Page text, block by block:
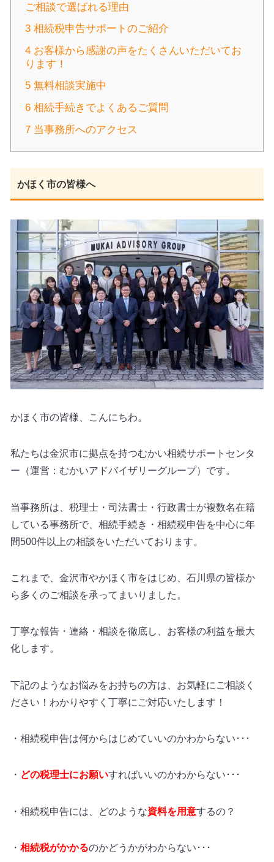
ご相談で選ばれる理由
3 相続税申告サポートのご紹介
4 お客様から感謝の声をたくさんいただいてお
ります！
5 無料相談実施中
6 相続手続きでよくあるご質問
7 当事務所へのアクセス
かほく市の皆様へ
かほく市の皆様、こんにちわ。
私たちは金沢市に拠点を持つむかい相続サポートセンタ
ー（運営：むかいアドバイザリーグループ）です。
当事務所は、税理士・司法書士・行政書士が複数名在籍
している事務所で、相続手続き・相続税申告を中心に年
間500件以上の相談をいただいております。
これまで、金沢市やかほく市をはじめ、石川県の皆様か
ら多くのご相談を承ってまいりました。
丁寧な報告・連絡・相談を徹底し、お客様の利益を最大
化します。
下記のようなお悩みをお持ちの方は、お気軽にご相談く
ださい！わかりやすく丁寧にご対応いたします！
・相続税申告は何からはじめていいのかわからない･･･
・ どの税理士にお願いすればいいのかわからない･･･
・相続税申告には、どのような資料を用意するの？
・ 相続税がかかるのかどうかがわからない･･･